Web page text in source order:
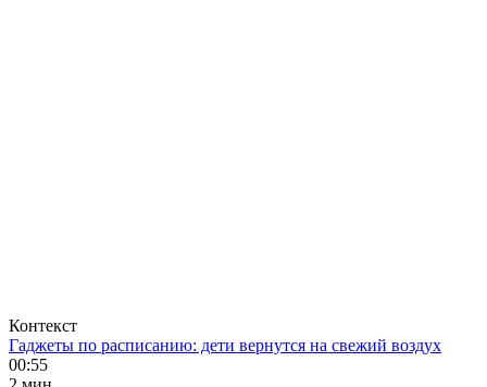
Контекст
Гаджеты по расписанию: дети вернутся на свежий воздух
00:55